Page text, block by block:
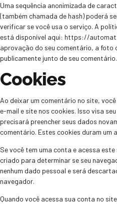
Uma sequência anonimizada de
(também chamada de hash) poderá
verificar se você usa o serviço. A
está disponível aqui: https://
aprovação do seu comentário, a foto
publicamente junto de seu comentário.
Cookies
Ao deixar um comentário no site,
e-mail e site nos cookies. Isso visa
precisará preencher seus dados
comentário. Estes cookies duram um
Se você tem uma conta e acessa
criado para determinar se seu
nenhum dado pessoal e será
navegador.
Quando você acessa sua conta no